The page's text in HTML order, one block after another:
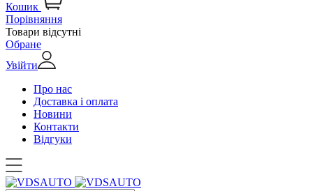
Кошик
Порівняння
Товари відсутні
Обране
Увійти
Про нас
Доставка і оплата
Новини
Контакти
Відгуки